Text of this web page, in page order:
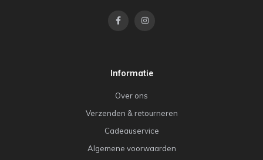
Informatie
Over ons
Verzenden & retourneren
Cadeauservice
Algemene voorwaarden